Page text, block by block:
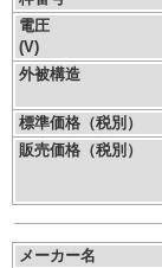
電圧
(V)
外被構造
標準価格（税別）
販売価格（税別）
メーカー名